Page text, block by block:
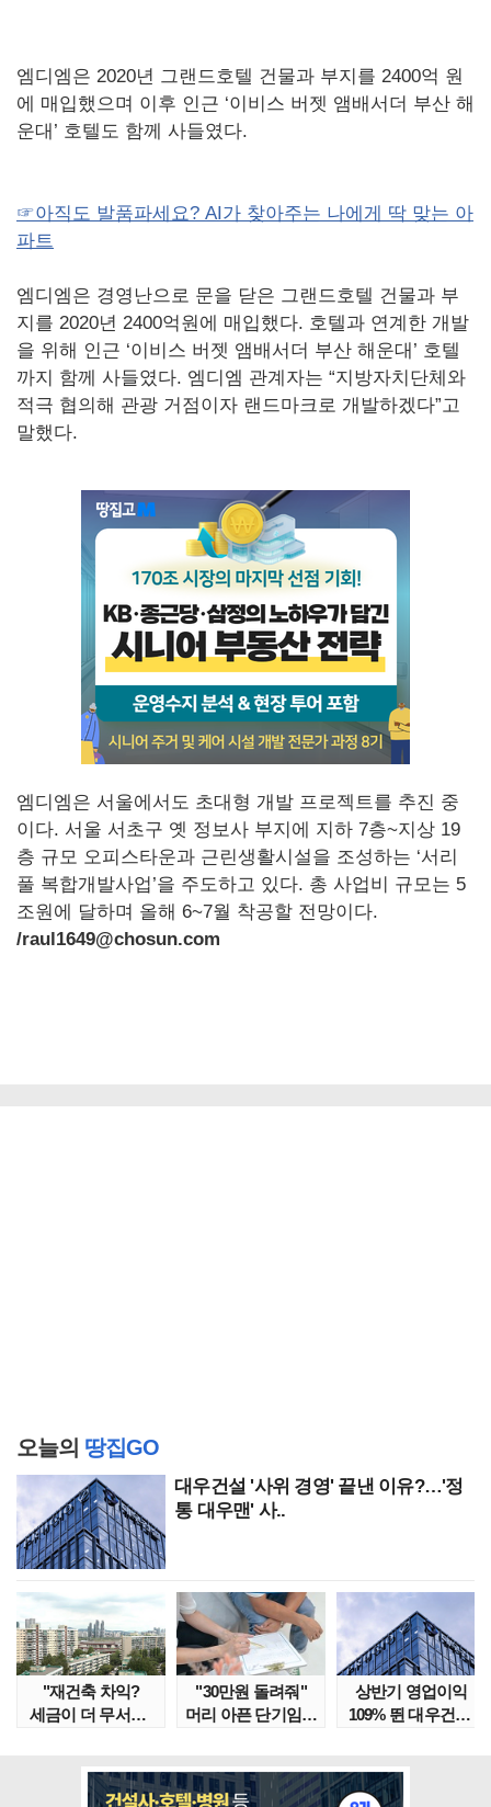
엠디엠은 2020년 그랜드호텔 건물과 부지를 2400억 원
에 매입했으며 이후 인근 ‘이비스 버젯 앰배서더 부산 해
운대’ 호텔도 함께 사들였다.
☞아직도 발품파세요? AI가 찾아주는 나에게 딱 맞는 아
파트
엠디엠은 경영난으로 문을 닫은 그랜드호텔 건물과 부
지를 2020년 2400억원에 매입했다. 호텔과 연계한 개발
을 위해 인근 ‘이비스 버젯 앰배서더 부산 해운대’ 호텔
까지 함께 사들였다. 엠디엠 관계자는 “지방자치단체와
적극 협의해 관광 거점이자 랜드마크로 개발하겠다”고
말했다.
엠디엠은 서울에서도 초대형 개발 프로젝트를 추진 중
이다. 서울 서초구 옛 정보사 부지에 지하 7층~지상 19
층 규모 오피스타운과 근린생활시설을 조성하는 ‘서리
풀 복합개발사업’을 주도하고 있다. 총 사업비 규모는 5
조원에 달하며 올해 6~7월 착공할 전망이다.
/raul1649@chosun.com
오늘의 땅집GO
대우건설 '사위 경영' 끝낸 이유?…'정
통 대우맨' 사..
"재건축 차익?
세금이 더 무서워"
"30만원 돌려줘"
머리 아픈 단기임대
상반기 영업이익
109% 뛴 대우건설,